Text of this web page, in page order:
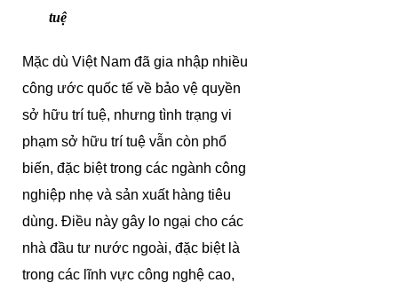
tuệ
Mặc dù Việt Nam đã gia nhập nhiều
công ước quốc tế về bảo vệ quyền
sở hữu trí tuệ, nhưng tình trạng vi
phạm sở hữu trí tuệ vẫn còn phổ
biến, đặc biệt trong các ngành công
nghiệp nhẹ và sản xuất hàng tiêu
dùng. Điều này gây lo ngại cho các
nhà đầu tư nước ngoài, đặc biệt là
trong các lĩnh vực công nghệ cao,